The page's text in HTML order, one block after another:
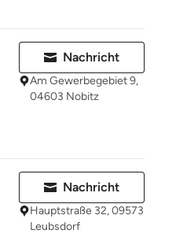
Nachricht
Am Gewerbegebiet 9,
04603 Nobitz
Nachricht
Hauptstraße 32, 09573
Leubsdorf